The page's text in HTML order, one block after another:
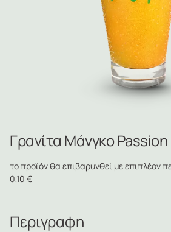
Γρανίτα Μάνγκο Passion
το προϊόν θα επιβαρυνθεί με επιπλέον
0,10 €
Περιγραφη